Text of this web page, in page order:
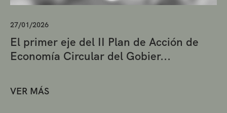
27/01/2026
El primer eje del II Plan de Acción de
Economía Circular del Gobier...
VER MÁS